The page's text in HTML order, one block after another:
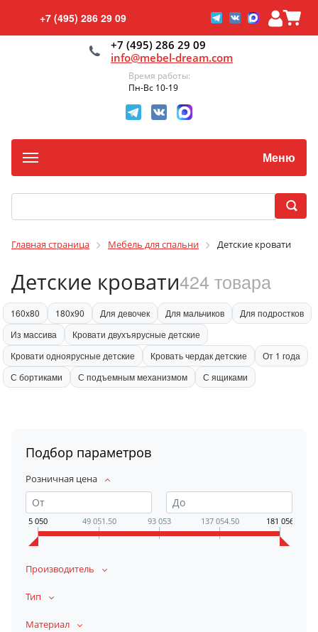
+7 (495) 286 29 09
+7 (495) 286 29 09
info@mebel-dream.com
Время работы:
Пн-Вс 10-19
Меню
Главная страница Мебель для спальни Детские кровати
Детские кровати424 товара
160x80 180x90 Для девочек Для мальчиков
Для подростков
Из массива
Кровати двухъярусные детские
Кровати одноярусные детские
Кровать чердак детские
От 1 года
С бортиками
С подъемным механизмом С ящиками
Подбор параметров
Розничная цена
5 050 49 051.50 93 053 137 054.50 181 056
Производитель
Тип
Материал